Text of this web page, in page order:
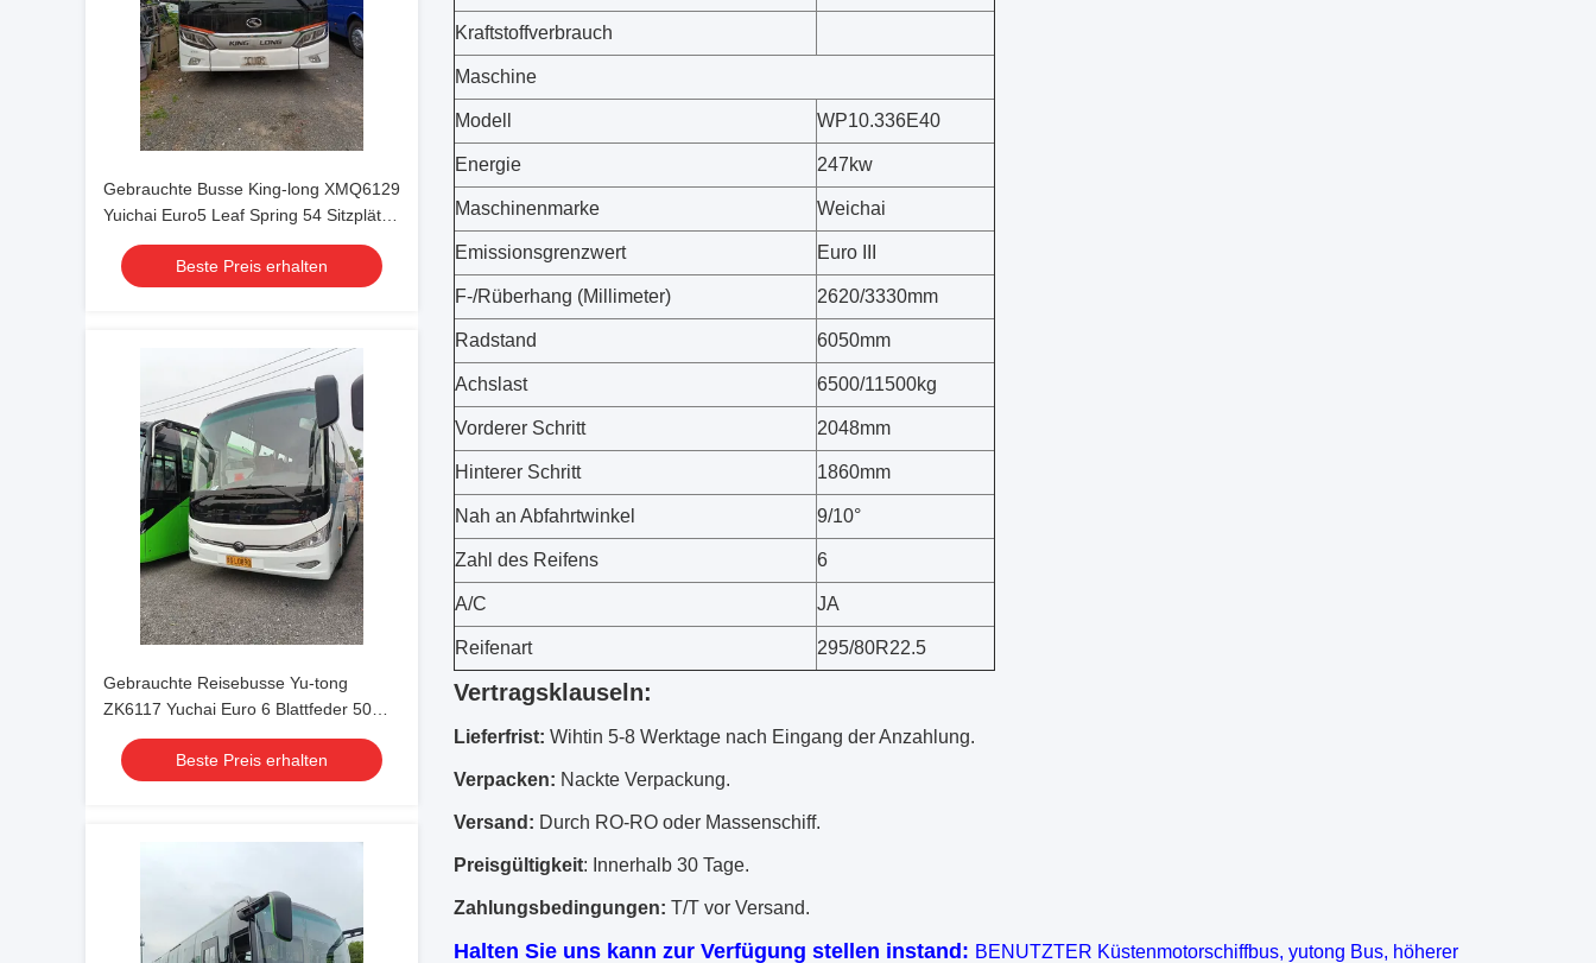
Gebrauchte Busse King-long XMQ6129
Yuichai Euro5 Leaf Spring 54 Sitzplätze
2021 Jahr Luxus Transport mit
Klimaanlage für Shuttle oder Fernfahrt
Beste Preis erhalten
Gebrauchte Reisebusse Yu-tong
ZK6117 Yuchai Euro 6 Blattfeder 50
Sitzplätze Luxus-Transport 2023 mit
Klimaanlage für Shuttle oder
Fernverkehr
Beste Preis erhalten
Kraftstoffverbrauch
Maschine
Modell WP10.336E40
Energie 247kw
Maschinenmarke Weichai
Emissionsgrenzwert Euro III
F-/Rüberhang (Millimeter) 2620/3330mm
Radstand 6050mm
Achslast 6500/11500kg
Vorderer Schritt 2048mm
Hinterer Schritt 1860mm
Nah an Abfahrtwinkel 9/10°
Zahl des Reifens 6
A/C JA
Reifenart 295/80R22.5
Vertragsklauseln:
Lieferfrist: Wihtin 5-8 Werktage nach Eingang der Anzahlung.
Verpacken: Nackte Verpackung.
Versand: Durch RO-RO oder Massenschiff.
Preisgültigkeit: Innerhalb 30 Tage.
Zahlungsbedingungen: T/T vor Versand.
Halten Sie uns kann zur Verfügung stellen instand: BENUTZTER Küstenmotorschiffbus, yutong Bus, höherer